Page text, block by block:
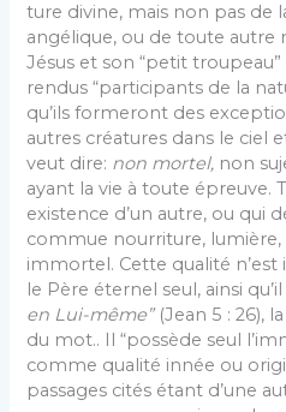
ture divine, mais non pas de
angélique, ou de toute autre
Jésus et son “petit
rendus “participants de la
qu’ils formeront des
autres créatures dans le ciel
veut dire: non mortel, non
ayant la vie à toute épreuve.
existence d’un autre, ou qui
commue nour­riture, lumière,
immortel. Cette qua­lité n’est
le Père éternel seul, ainsi
en Lui-même”(Jean 5 : 26),
du mot.. Il “possède seul
comme qua­lité innée ou
passages cités étant d’une